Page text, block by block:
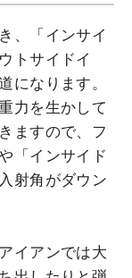
、「インサイ
トサイドイ
になります。
力を生かして
ますので、フ
「インサイド
射角がダウン
イアンでは大